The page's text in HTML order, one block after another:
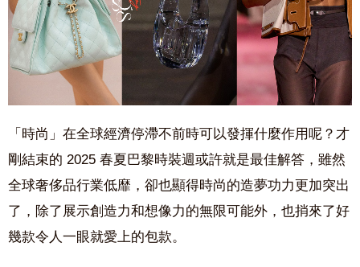
「時尚」在全球經濟停滯不前時可以發揮什麼作用呢？才
剛結束的 2025 春夏巴黎時裝週或許就是最佳解答，雖然
全球奢侈品行業低靡，卻也顯得時尚的造夢功力更加突出
了，除了展示創造力和想像力的無限可能外，也捎來了好
幾款令人一眼就愛上的包款。